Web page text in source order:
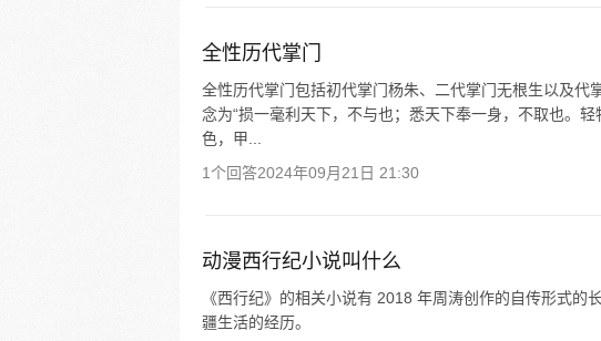
全性历代掌门
全性历代掌门包括初代掌门杨朱、二代掌门无根生以及代
念为“损一毫利天下，不与也；悉天下奉一身，不取也。
色，甲...
1个回答2024年09月21日 21:30
动漫西行纪小说叫什么
《西行纪》的相关小说有 2018 年周涛创作的自传形式
疆生活的经历。